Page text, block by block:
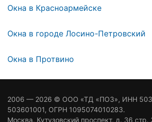
Окна в Красноармейске
Окна в городе Лосино-Петровский
Окна в Протвино
2006 — 2026 © ООО «ТД «ПОЗ», ИНН
503601001, ОГРН 1095074010283.
Москва, Кутузовский проспект, д. 36 стр.